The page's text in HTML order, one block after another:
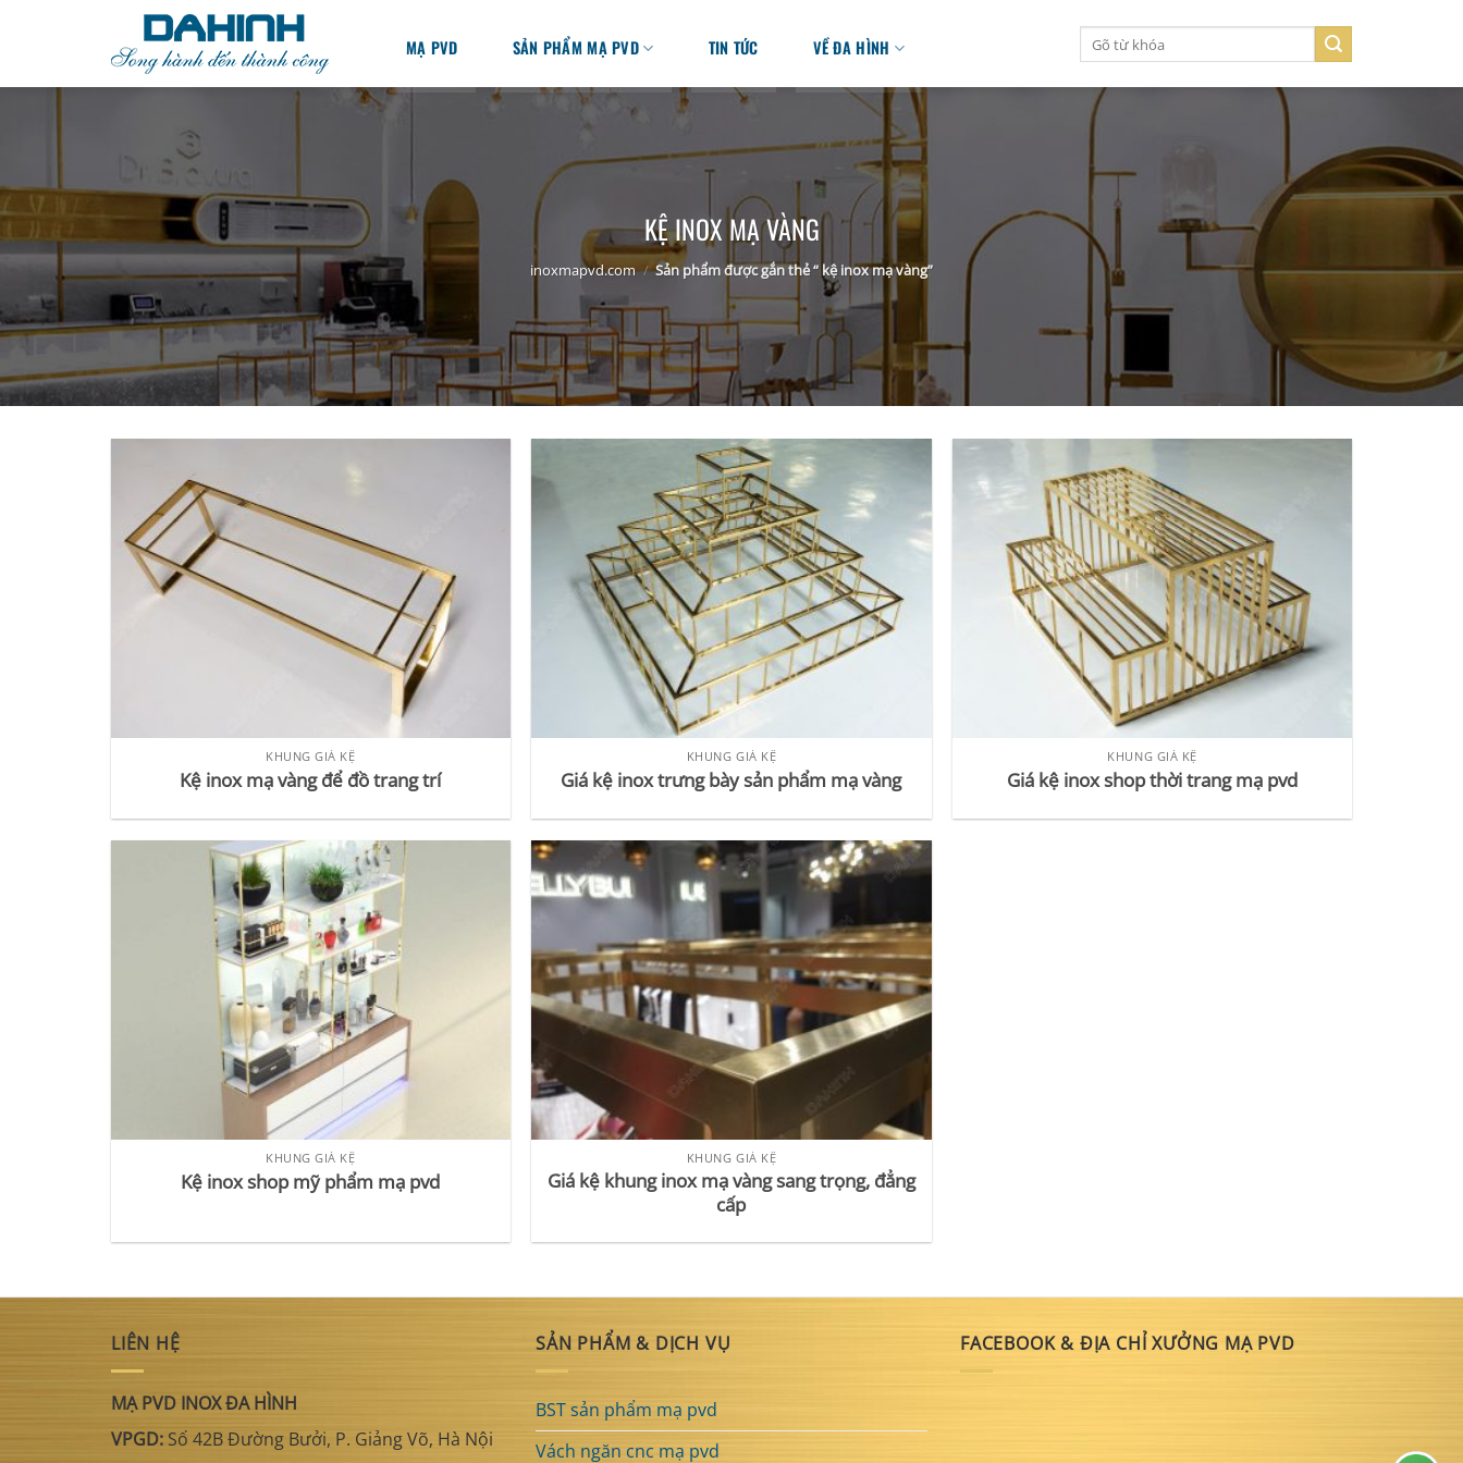
dung
MẠ PVD SẢN PHẨM MẠ PVD TIN TỨC VỀ ĐA HÌNH
kiếm:
KỆ INOX MẠ VÀNG
inoxmapvd.com / Sản phẩm được gắn thẻ “ kệ inox mạ vàng”
KHUNG GIÁ KỆ
Kệ inox mạ vàng để đồ trang trí
KHUNG GIÁ KỆ
Giá kệ inox trưng bày sản phẩm mạ vàng
KHUNG GIÁ KỆ
Giá kệ inox shop thời trang mạ pvd
KHUNG GIÁ KỆ
Kệ inox shop mỹ phẩm mạ pvd
KHUNG GIÁ KỆ
Giá kệ khung inox mạ vàng sang trọng, đẳng
cấp
LIÊN HỆ
MẠ PVD INOX ĐA HÌNH
VPGD:Số 42B Đường Bưởi, P. Giảng Võ, Hà Nội
SẢN PHẨM & DỊCH VỤ
BST sản phẩm mạ pvd
Vách ngăn cnc mạ pvd
FACEBOOK & ĐỊA CHỈ XƯỞNG MẠ PVD